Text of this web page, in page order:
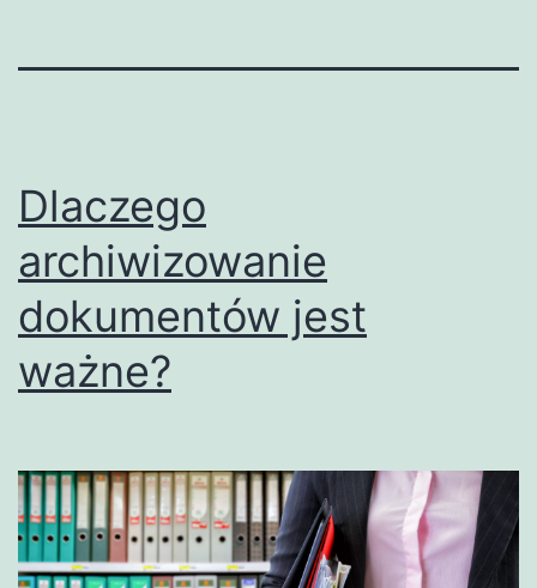
Dlaczego
archiwizowanie
dokumentów jest
ważne?